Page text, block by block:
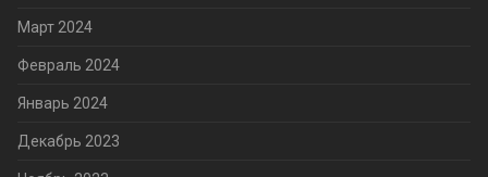
Март 2024
Февраль 2024
Январь 2024
Декабрь 2023